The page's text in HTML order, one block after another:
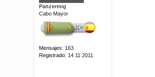
Panzermig
Cabo Mayor
Mensajes: 163
Registrado: 14 11 2011